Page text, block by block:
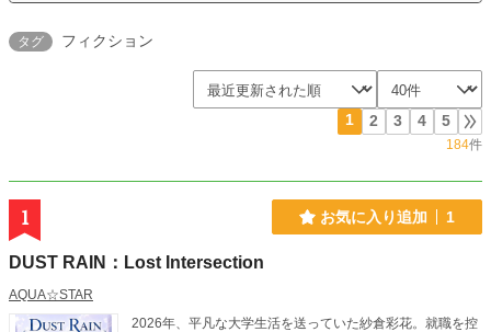
タグ フィクション
1 2 3 4 5
184件
1 お気に入り追加 1
DUST RAIN：Lost Intersection
AQUA☆STAR
2026年、平凡な大学生活を送っていた紗倉彩花。就職を控